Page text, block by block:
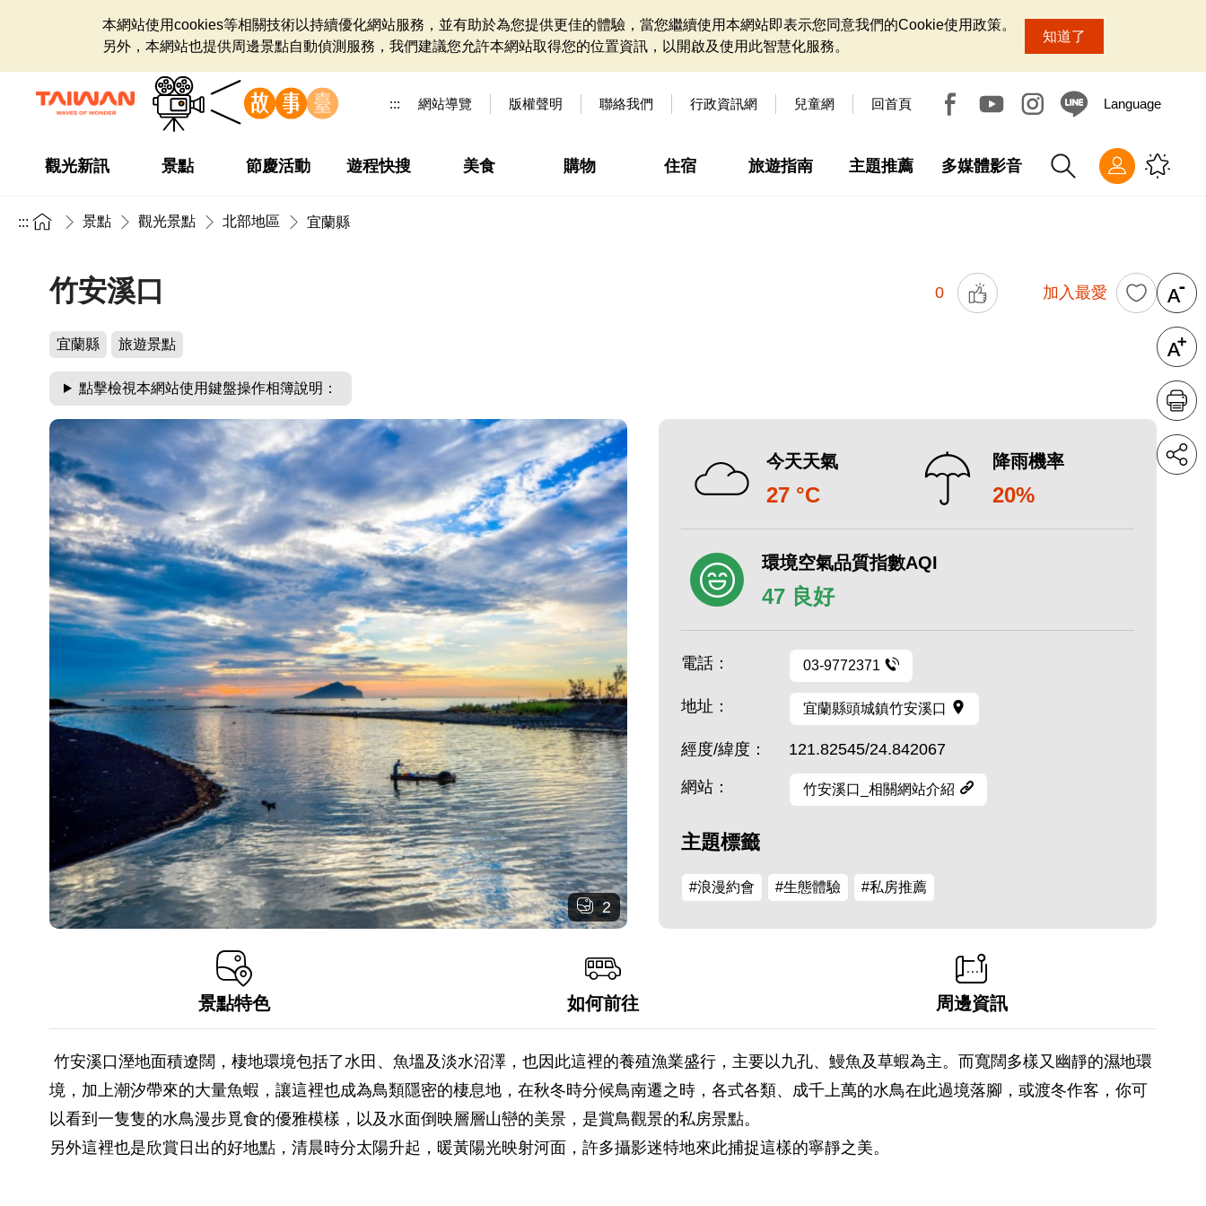
本網站使用cookies等相關技術以持續優化網站服務，並有助於為您提供更佳的體驗，當您繼續使用本網站即表示您同意我們的Cookie使用政策。
另外，本網站也提供周邊景點自動偵測服務，我們建議您允許本網站取得您的位置資訊，以開啟及使用此智慧化服務。
知道了
::: 網站導覽 版權聲明 聯絡我們 行政資訊網 兒童網 回首頁 Language
觀光新訊 景點 節慶活動 遊程快搜 美食 購物 住宿 旅遊指南 主題推薦 多媒體影音
::: 景點 觀光景點 北部地區 宜蘭縣
竹安溪口 0 加入最愛
宜蘭縣 旅遊景點
點擊檢視本網站使用鍵盤操作相簿說明：
2
今天天氣
27 °C
降雨機率
20%
環境空氣品質指數AQI
47 良好
電話： 03-9772371
地址： 宜蘭縣頭城鎮竹安溪口
經度/緯度： 121.82545/24.842067
網站： 竹安溪口_相關網站介紹
主題標籤
#浪漫約會 #生態體驗 #私房推薦
景點特色 如何前往 周邊資訊
竹安溪口溼地面積遼闊，棲地環境包括了水田、魚塭及淡水沼澤，也因此這裡的養殖漁業盛行，主要以九孔、鰻魚及草蝦為主。而寬闊多樣又幽靜的濕地環
境，加上潮汐帶來的大量魚蝦，讓這裡也成為鳥類隱密的棲息地，在秋冬時分候鳥南遷之時，各式各類、成千上萬的水鳥在此過境落腳，或渡冬作客，你可
以看到一隻隻的水鳥漫步覓食的優雅模樣，以及水面倒映層層山巒的美景，是賞鳥觀景的私房景點。
另外這裡也是欣賞日出的好地點，清晨時分太陽升起，暖黃陽光映射河面，許多攝影迷特地來此捕捉這樣的寧靜之美。